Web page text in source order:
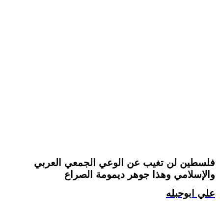
فلسطين لن تغيب عن الوعي الجمعي العربي
والإسلامي وهذا جوهر ديمومة الصراع
علي ابوحبله